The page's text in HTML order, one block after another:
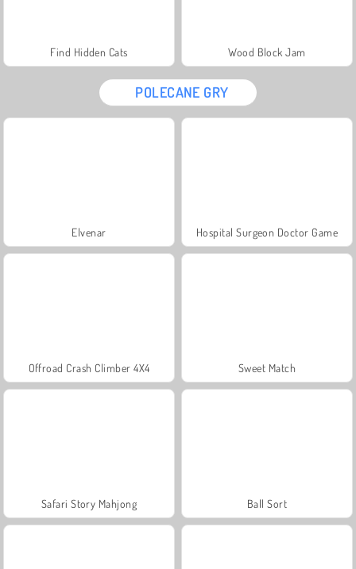
Find Hidden Cats Wood Block Jam
POLECANE GRY
Elvenar Hospital Surgeon Doctor Game
Offroad Crash Climber 4X4 Sweet Match
Safari Story Mahjong Ball Sort